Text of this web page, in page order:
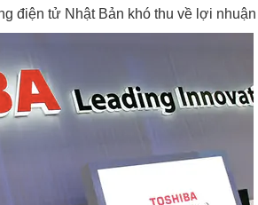
điện tử Nhật Bản khó thu về lợi nhuận